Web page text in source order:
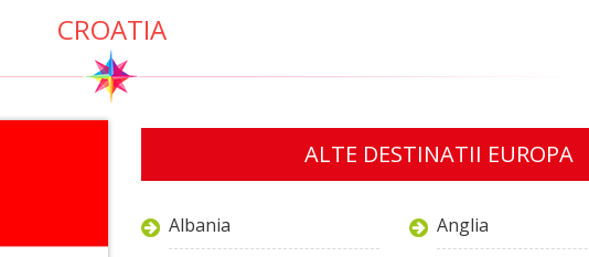
CROATIA
ALTE DESTINATII EUROPA
Albania
Anglia